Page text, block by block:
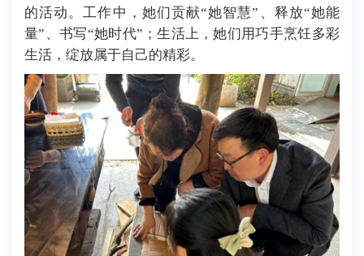
的活动。工作中，她们贡献“她智慧”、释放“她能
量”、书写“她时代”；生活上，她们用巧手烹饪多彩
生活，绽放属于自己的精彩。